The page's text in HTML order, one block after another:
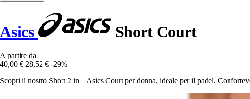
Asics Short Court
A partire da
40,00 € 28,52 € -29%
Scopri il nostro Short 2 in 1 Asics Court per donna, ideale per il padel.